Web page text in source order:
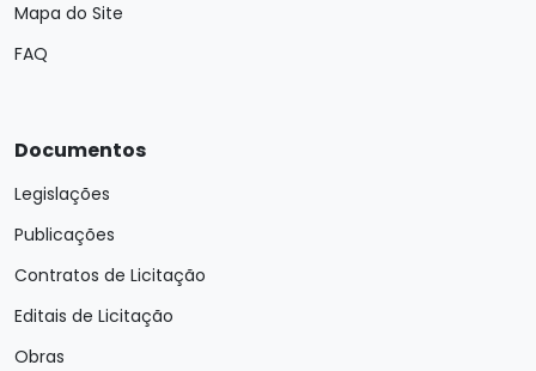
Mapa do Site
FAQ
Documentos
Legislações
Publicações
Contratos de Licitação
Editais de Licitação
Obras